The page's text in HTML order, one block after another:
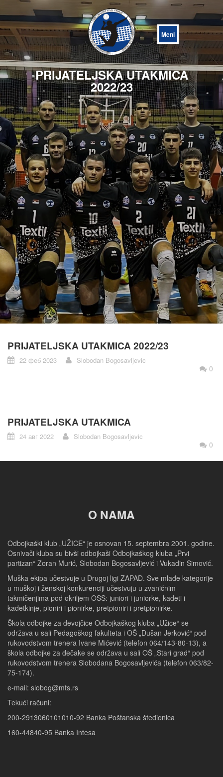
Open
Menu
PRIJATELJSKA UTAKMICA
2022/23
PRIJATELJSKA UTAKMICA 2022/23
22 феб 2023 Slobodan Bogosavljevic
0
PRIJATELJSKA UTAKMICA
24 авг 2022 Slobodan Bogosavljevic
0
O NAMA
Odbojkaški klub „UŽICE“ je osnovan 15. septembra 2001. godine.
Osnivači kluba su bivši odbojkaši Odbojkaškog kluba „Prvi
partizan“ Zoran Murić, Slobodan Bogosavljević i Vukadin Simović.
Muška ekipa učestvuje u Drugoj ligi ZAPAD. Sve mlađe kategorije
u muškoj i ženskoj konkurenciji učestvuju u zvaničnim
takmičenjima pod okriljem OSS: juniori i juniorke, kadeti i
kadetkinje, pioniri i pionirke, pretpioniri i pretpionirke.
Škola odbojke za devojčice Odbojkaškog kluba „Užice“ se
održava u sali Pedagoškog fakulteta i OŠ „Dušan Jerković“ pod
rukovodstvom trenera Ivane Mićević (telefon 064/143-80-13), a
škola odbojke za dečake se održava u sali OŠ „Stari grad“ pod
rukovodstvom trenera Slobodana Bogosavljevića (telefon 063/82-
75-174).
e-mail: slobog@mts.rs
Tekući računi:
200-2913060101010-92 Banka Poštanska štedionica
160-44840-95 Banka Intesa